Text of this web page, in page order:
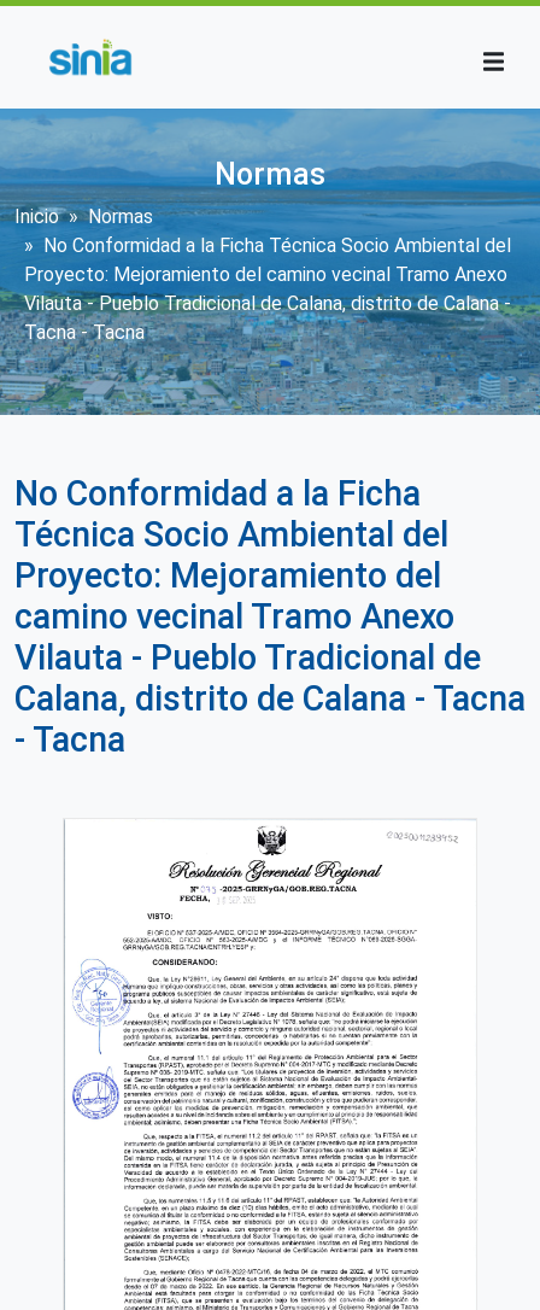
Normas
Sobrescribir enlaces de ayuda a la
Inicio
Normas
No Conformidad a la Ficha Técnica Socio Ambiental del
Proyecto: Mejoramiento del camino vecinal Tramo Anexo
Vilauta - Pueblo Tradicional de Calana, distrito de Calana -
Tacna - Tacna
No Conformidad a la Ficha
Técnica Socio Ambiental del
Proyecto: Mejoramiento del
camino vecinal Tramo Anexo
Vilauta - Pueblo Tradicional de
Calana, distrito de Calana - Tacna
- Tacna